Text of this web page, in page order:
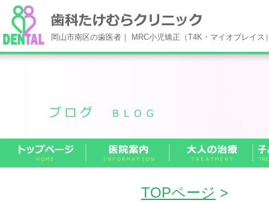
岡山市南区の歯医者｜ MRC小児矯正（T4K・マイオブレイ
TOPページ >